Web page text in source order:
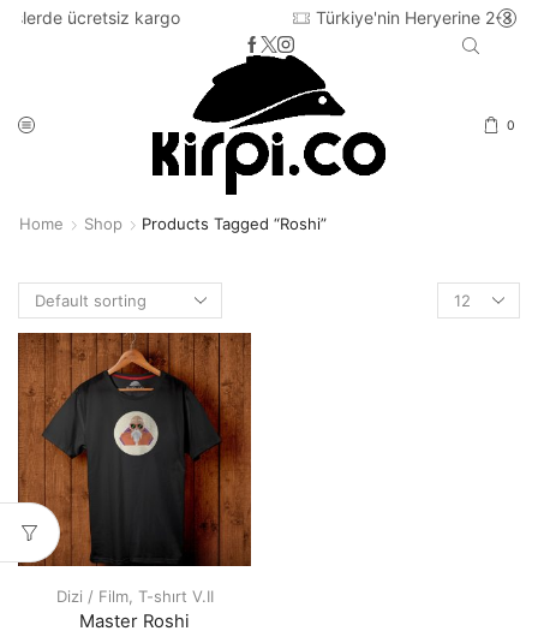
kargo Türkiye'nin Heryerine 2-3 iş günü içinde
0
Home Shop Products Tagged “roshi”
Products
per
Dizi / Film, T-shırt V.II
Master Roshi